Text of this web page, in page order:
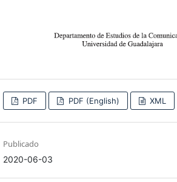
PDF PDF (English) XML
Publicado
2020-06-03